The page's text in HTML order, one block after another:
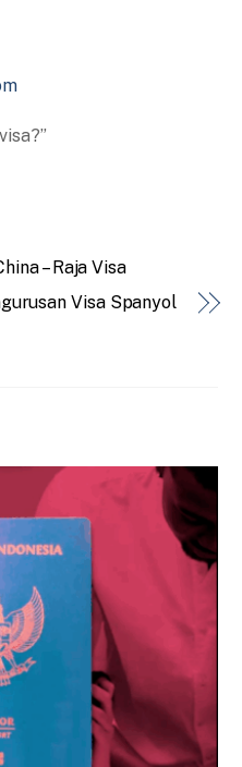
– Raja Visa
Visa Spanyol